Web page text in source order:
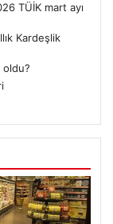
TÜİK mart ayı
Kardeşlik
oldu?